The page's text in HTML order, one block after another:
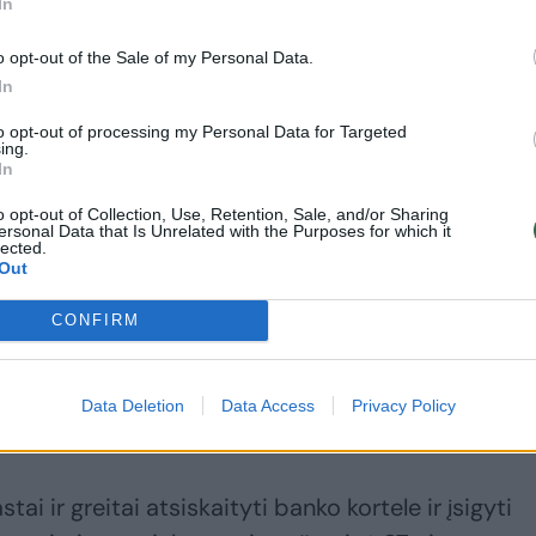
opt-out of the Sale of my Personal Data.
opt-out of processing my Personal Data for Targeted
opt-out of Collection, Use, Retention, Sale, and/or Sharing
Data that Is Unrelated with the Purposes for which it
CONFIRM
Data Deletion Data Access Privacy Policy
japonų meno rūšis „origami“. Stotis bus
peronas, o dalis jo bus apželdinta. Tad
visumą, sukurdama specifinę oazę“, – sako S.
pasitiks ne tik moderniu pastatu, erdvia,
sale, bet ir šiuolaikiška keleivių informavimo
ekranai, kurių dėka bus galima sužinoti
informaciją apie maršrutus. Be įprastų bilietų
savitarnos terminalas.
ir greitai atsiskaityti banko kortele ir įsigyti